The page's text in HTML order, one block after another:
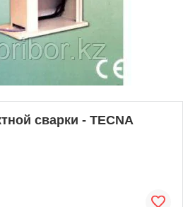
сварки - TECNA